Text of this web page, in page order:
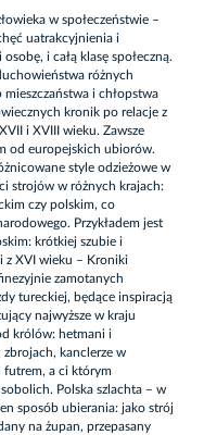
w społeczeństwie –
uatrakcyjnienia i
i całą klasę społeczną.
różnych
i chłopstwa
kronik po relacje z
i XVIII wieku. Zawsze
od europejskich ubiorów.
style odzieżowe w
strojów w różnych krajach:
czy polskim, co
Przykładem jest
krótkiej szubie i
z XVI wieku – Kroniki
zamotanych
tureckiej, będące inspiracją
najwyższe w kraju
królów: hetmani i
kanclerze w
futrem, a ci którym
Polska szlachta – w
sposób ubierania: jako strój
na żupan, przepasany